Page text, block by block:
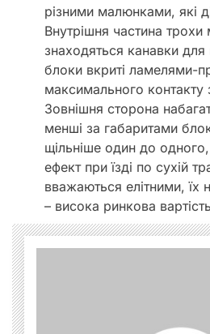
різними малюнками, які
Внутрішня частина трохи
знаходяться канавки
блоки вкриті ламелями-
максимального
Зовнішня сторона
менші за габаритами
щільніше один до
ефект при їзді по сухій
вважаються елітними, їх
– висока ринкова